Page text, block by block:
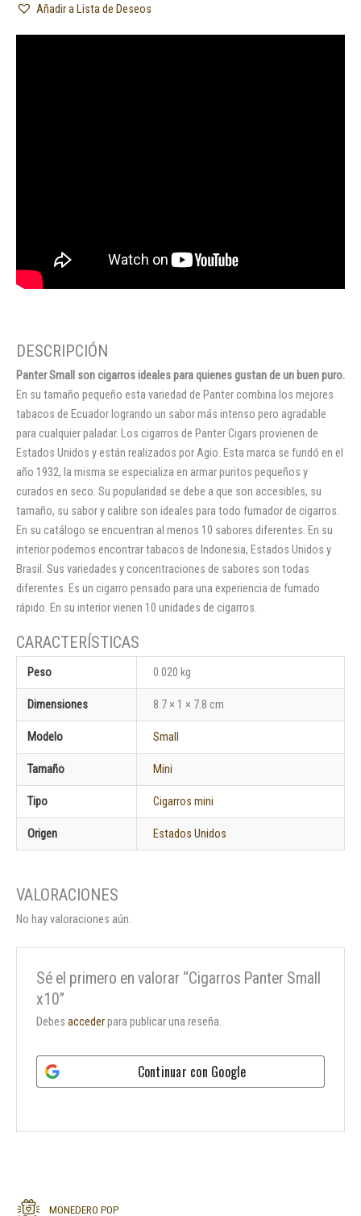
Añadir a Lista de Deseos
Panter Small son cigarros ideales para quienes gustan de un buen puro.
En su tamaño pequeño esta variedad de Panter combina los mejores
tabacos de Ecuador logrando un sabor más intenso pero agradable
para cualquier paladar. Los cigarros de Panter Cigars provienen de
Estados Unidos y están realizados por Agio. Esta marca se fundó en el
año 1932, la misma se especializa en armar puritos pequeños y
curados en seco. Su popularidad se debe a que son accesibles, su
tamaño, su sabor y calibre son ideales para todo fumador de cigarros.
En su catálogo se encuentran al menos 10 sabores diferentes. En su
interior podemos encontrar tabacos de Indonesia, Estados Unidos y
Brasil. Sus variedades y concentraciones de sabores son todas
diferentes. Es un cigarro pensado para una experiencia de fumado
rápido. En su interior vienen 10 unidades de cigarros.
Peso 0.020 kg
Dimensiones 8.7 × 1 × 7.8 cm
Modelo Small
Tamaño Mini
Tipo Cigarros mini
Origen Estados Unidos
No hay valoraciones aún.
Sé el primero en valorar “Cigarros Panter Small
x10”
Debesaccederpara publicar una reseña.
Continuar con Google
MONEDERO POP